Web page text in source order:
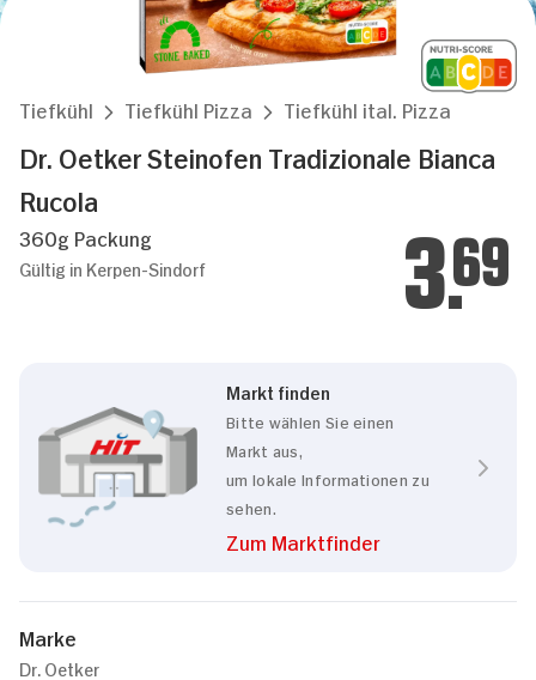
Tiefkühl Tiefkühl Pizza Tiefkühl ital. Pizza
Dr. Oetker Steinofen Tradizionale Bianca
Rucola
360g Packung
Gültig in Kerpen-Sindorf 3.69
Markt finden
Bitte wählen Sie einen
Markt aus,
um lokale Informationen zu
sehen.
Zum Marktfinder
Marke
Dr. Oetker